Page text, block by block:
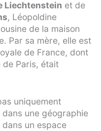
Liechtenstein et de
, Léopoldine
de la maison
Par sa mère, elle est
de France, dont
de Paris, était
uniquement
dans une géographie
un espace